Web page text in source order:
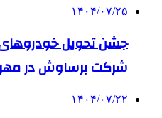
۱۴۰۴/۰۷/۲۵
جشن تحویل
شرکت برساوش در
۱۴۰۴/۰۷/۲۲